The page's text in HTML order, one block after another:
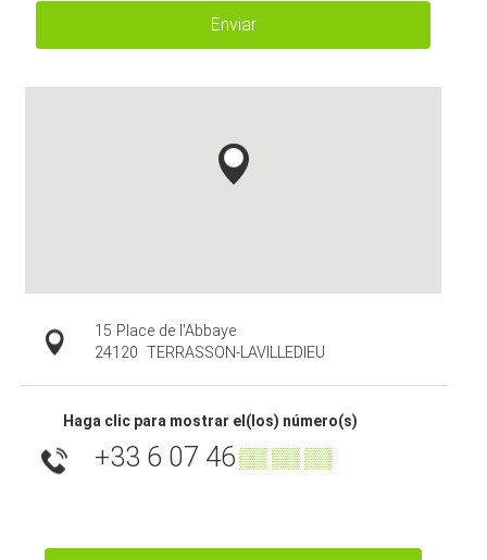
Enviar
15 Place de l'Abbaye
24120 TERRASSON-LAVILLEDIEU
Haga clic para mostrar el(los) número(s)
+33 6 07 46▒▒ ▒▒ ▒▒